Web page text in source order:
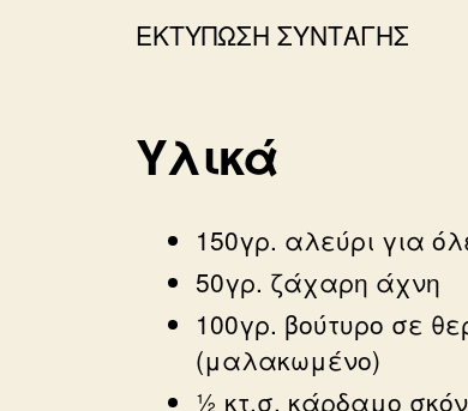
ΕΚΤΥΠΩΣΗ ΣΥΝΤΑΓΗΣ
Υλικά
150γρ. αλεύρι για
50γρ. ζάχαρη άχνη
100γρ. βούτυρο σε
(μαλακωμένο)
½ κτ.σ. κάρδαμο